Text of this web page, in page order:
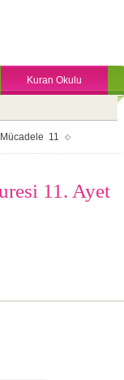
Kuran Okulu
Mücadele 11
11. Ayet